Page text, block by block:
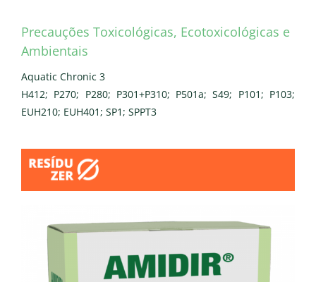
Precauções Toxicológicas, Ecotoxicológicas e
Ambientais
Aquatic Chronic 3
H412; P270; P280; P301+P310; P501a; S49; P101; P103;
EUH210; EUH401; SP1; SPPT3